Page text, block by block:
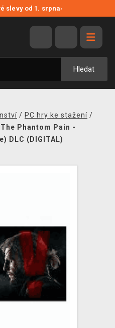
slevy od 1. srpna›
Hledat
/ PC hry ke stažení /
Phantom Pain -
DLC (DIGITAL)